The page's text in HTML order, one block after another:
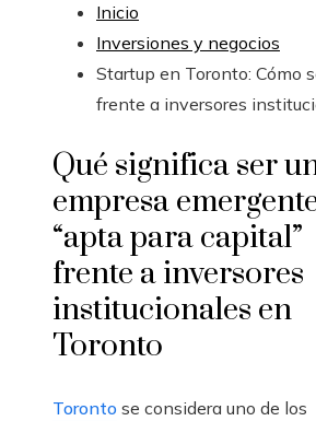
Inicio
Inversiones y negocios
Startup en Toronto: Cómo
frente a inversores
Qué significa ser
empresa
“apta para capital”
frente a inversores
institucionales en
Toronto
Toronto se considera uno de los